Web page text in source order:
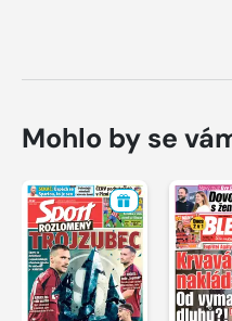
Mohlo by se